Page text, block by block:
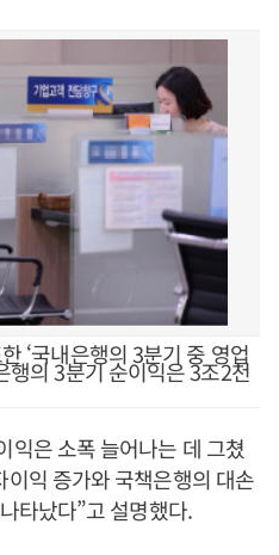
‘국내은행의 3분기 중 영업
행의 3분기 순이익은 3조2천
익은 소폭 늘어나는 데 그쳤
익 증가와 국책은행의 대손
타났다”고 설명했다.